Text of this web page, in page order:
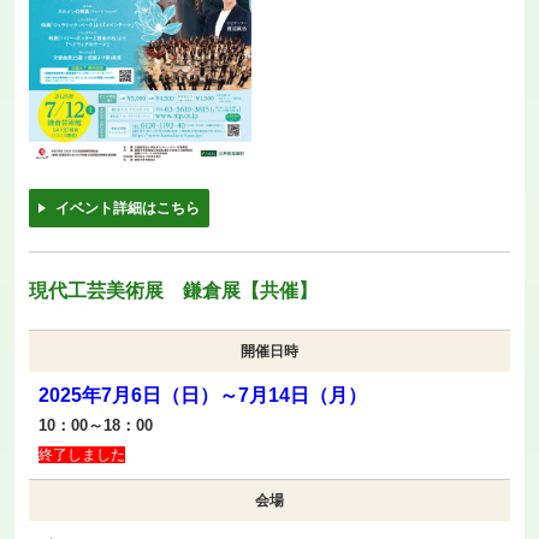
イベント詳細はこちら
現代工芸美術展 鎌倉展【共催】
開催日時
2025年7月6日（日）～7月14日（月）
10：00～18：00
終了しました
会場